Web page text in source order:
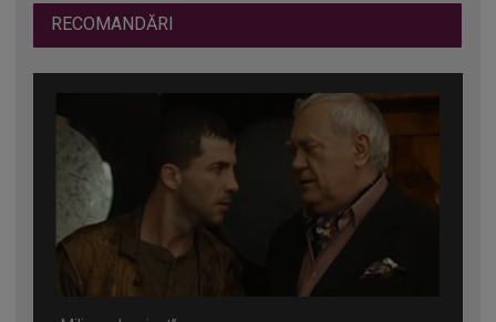
RECOMANDĂRI